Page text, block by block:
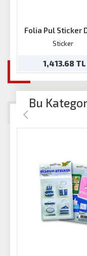
Folia Pul Sticker
Sticker
1,413.68 TL
Bu